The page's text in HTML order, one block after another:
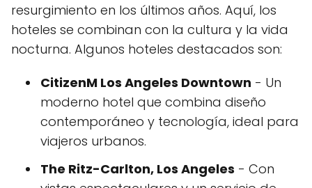
resurgimiento en los últimos años. Aquí, los
hoteles se combinan con la cultura y la vida
nocturna. Algunos hoteles destacados son:
CitizenM Los Angeles Downtown - Un
moderno hotel que combina diseño
contemporáneo y tecnología, ideal para
viajeros urbanos.
The Ritz-Carlton, Los Angeles - Con